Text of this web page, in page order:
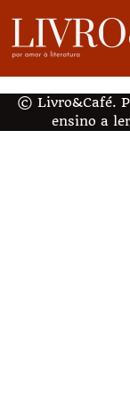
© Livro&Café.
ensino a